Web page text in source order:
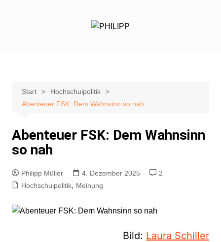
Start
Hochschulpolitik
Abenteuer FSK: Dem Wahnsinn so nah
Abenteuer FSK: Dem Wahnsinn
so nah
Philipp Müller 4. Dezember 2025
2
Hochschulpolitik, Meinung
Bild: Laura Schiller